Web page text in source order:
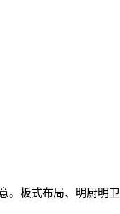
板式布局、明厨明